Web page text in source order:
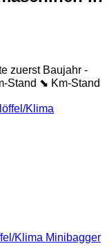
zuerst Baujahr -
Stand ⬊ Km-Stand
Klima Minibagger